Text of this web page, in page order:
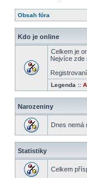
Obsah fóra
Kdo je online
Celkem je
Nejvíce zde
Legenda ::
Narozeniny
Dnes nemá
Statistiky
Celkem